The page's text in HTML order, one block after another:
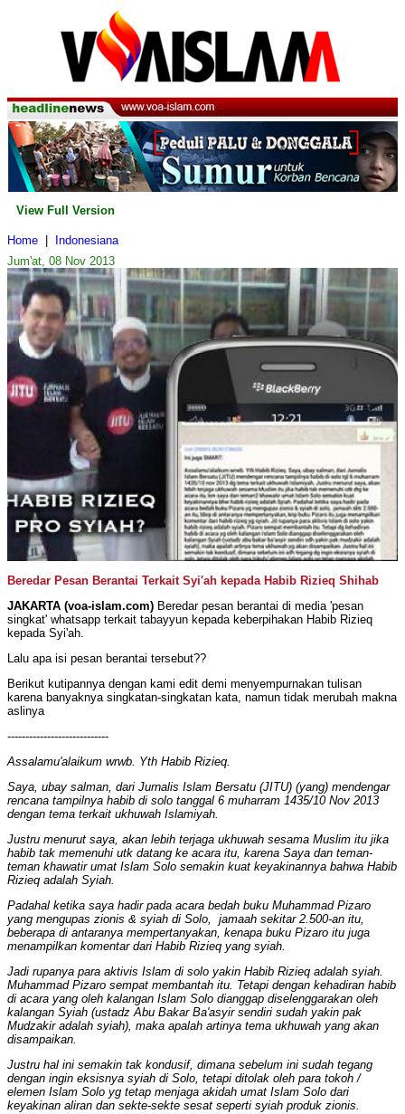
View Full Version
Home
Indonesiana
Jum'at, 08 Nov 2013
Beredar Pesan Berantai Terkait Syi'ah kepada Habib Rizieq Shihab
JAKARTA (voa-islam.com) Beredar pesan berantai di media 'pesan
singkat' whatsapp terkait tabayyun kepada keberpihakan Habib Rizieq
kepada Syi'ah.
Lalu apa isi pesan berantai tersebut??
Berikut kutipannya dengan kami edit demi menyempurnakan tulisan
karena banyaknya singkatan-singkatan kata, namun tidak merubah makna
aslinya
----------------------------
Assalamu'alaikum wrwb. Yth Habib Rizieq.
Saya, ubay salman, dari Jurnalis Islam Bersatu (JITU) (yang) mendengar
rencana tampilnya habib di solo tanggal 6 muharram 1435/10 Nov 2013
dengan tema terkait ukhuwah Islamiyah.
Justru menurut saya, akan lebih terjaga ukhuwah sesama Muslim itu jika
habib tak memenuhi utk datang ke acara itu, karena Saya dan teman-
teman khawatir umat Islam Solo semakin kuat keyakinannya bahwa Habib
Rizieq adalah Syiah.
Padahal ketika saya hadir pada acara bedah buku Muhammad Pizaro
yang mengupas zionis & syiah di Solo, jamaah sekitar 2.500-an itu,
beberapa di antaranya mempertanyakan, kenapa buku Pizaro itu juga
menampilkan komentar dari Habib Rizieq yang syiah.
Jadi rupanya para aktivis Islam di solo yakin Habib Rizieq adalah syiah.
Muhammad Pizaro sempat membantah itu. Tetapi dengan kehadiran habib
di acara yang oleh kalangan Islam Solo dianggap diselenggarakan oleh
kalangan Syiah (ustadz Abu Bakar Ba'asyir sendiri sudah yakin pak
Mudzakir adalah syiah), maka apalah artinya tema ukhuwah yang akan
disampaikan.
Justru hal ini semakin tak kondusif, dimana sebelum ini sudah tegang
dengan ingin eksisnya syiah di Solo, tetapi ditolak oleh para tokoh /
elemen Islam Solo yg tetap menjaga akidah umat Islam Solo dari
keyakinan aliran dan sekte-sekte sesat seperti syiah produk zionis.